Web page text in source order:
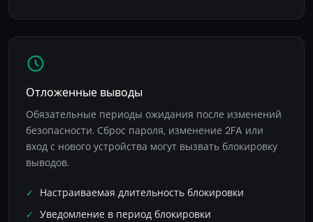
Отложенные выводы
Обязательные периоды ожидания после изменений
безопасности. Сброс пароля, изменение 2FA или
вход с нового устройства могут вызвать блокировку
выводов.
Настраиваемая длительность блокировки
Уведомление в период блокировки